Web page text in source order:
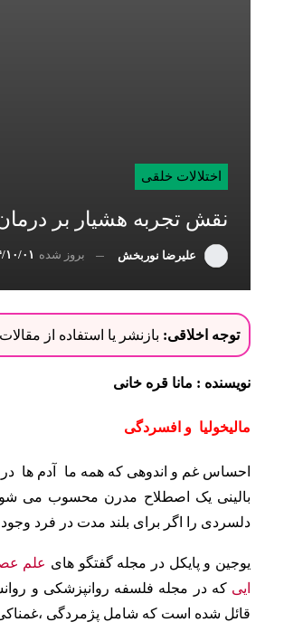
اختلالات خلقی
نقش تجربه هشیار بر
علیرضا نوربخش بروز شده ۱۴۰۴/
توجه اخلاقی: بازنشر یا استفاده از
نویسنده : مانا قره خانی
مالیخولیا و افسردگی
احساس غم و اندوهی که همه ما آدم ها
بالینی یک اصطلاح مدرن محسوب می
دلسردی را اگر برای بلند مدت در فرد وجود
یوجین و پایکل در مجله گفتگو های علم
ایی که در مجله فلسفه روانپزشکی و
قائل شده است که شامل پژمردگی